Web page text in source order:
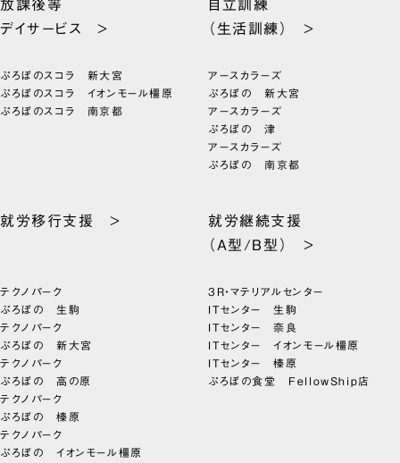
放課後等
デイサービス >
ぷろぼのスコラ 新大宮
ぷろぼのスコラ イオンモール橿原
ぷろぼのスコラ 南京都
自立訓練
（生活訓練） >
アースカラーズ
ぷろぼの 新大宮
アースカラーズ
ぷろぼの 津
アースカラーズ
ぷろぼの 南京都
就労移行支援 >
テクノパーク
ぷろぼの 生駒
テクノパーク
ぷろぼの 新大宮
テクノパーク
ぷろぼの 高の原
テクノパーク
ぷろぼの 榛原
テクノパーク
ぷろぼの イオンモール橿原
就労継続支援
（A型/B型） >
3R・マテリアルセンター
ITセンター 生駒
ITセンター 奈良
ITセンター イオンモール橿原
ITセンター 榛原
ぷろぼの食堂 FellowShip店